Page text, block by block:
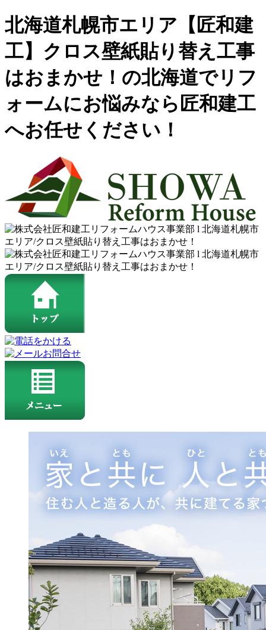
北海道札幌市エリア【匠和建
工】クロス壁紙貼り替え工事
はおまかせ！の北海道でリフ
ォームにお悩みなら匠和建工
へお任せください！